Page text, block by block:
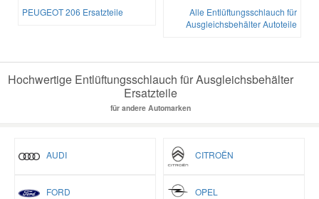
PEUGEOT 206 Ersatzteile
Alle Entlüftungsschlauch für
Ausgleichsbehälter Autoteile
Hochwertige Entlüftungsschlauch für Ausgleichsbehälter
Ersatzteile
für andere Automarken
AUDI CITROËN
FORD OPEL